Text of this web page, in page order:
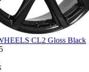
CL2 Gloss Black